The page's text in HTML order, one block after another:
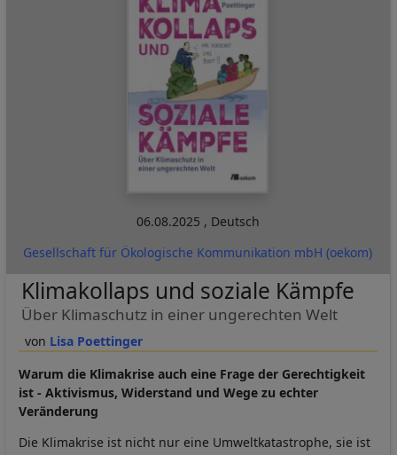
06.08.2025 , Deutsch
Gesellschaft für Ökologische Kommunikation mbH (oekom)
Lisa Poettinger
Klimakollaps und soziale Kämpfe
Über Klimaschutz in einer ungerechten Welt
Warum die Klimakrise auch eine Frage der Gerechtigkeit
ist - Aktivismus, Widerstand und Wege zu echter
Veränderung
Die Klimakrise ist nicht nur eine Umweltkatastrophe, sie ist